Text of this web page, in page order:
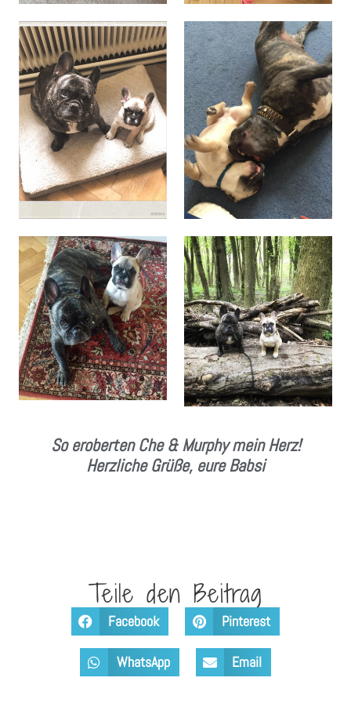
So eroberten Che & Murphy mein Herz!
Herzliche Grüße, eure Babsi
Teile den Beitrag
Facebook Pinterest
WhatsApp Email